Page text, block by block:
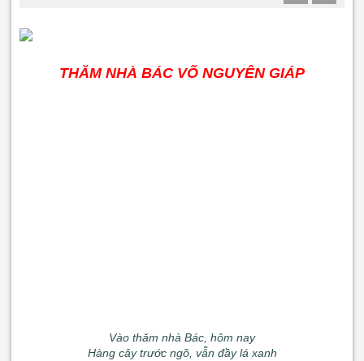
THĂM NHÀ BÁC VÕ NGUYÊN GIÁP
Vào thăm nhà Bác, hôm nay
Hàng cây trước ngõ, vẫn đầy lá xanh